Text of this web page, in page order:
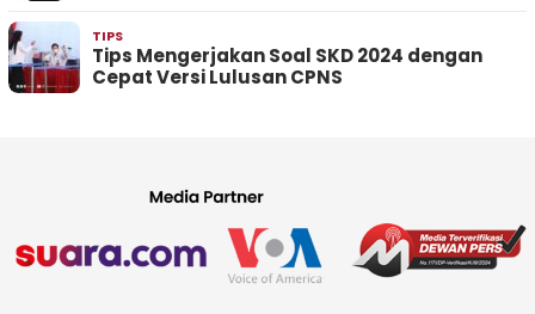
TIPS
Tips Mengerjakan Soal SKD 2024 dengan
Cepat Versi Lulusan CPNS